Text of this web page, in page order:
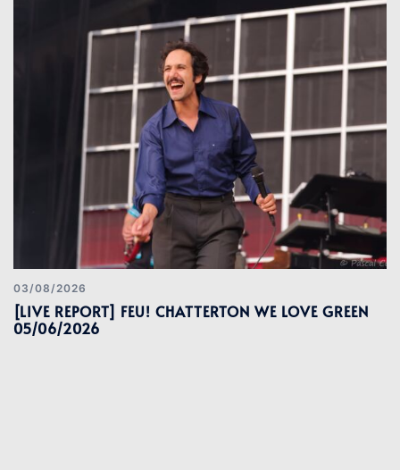
03/08/2026
[LIVE REPORT] FEU! CHATTERTON WE LOVE GREEN
05/06/2026